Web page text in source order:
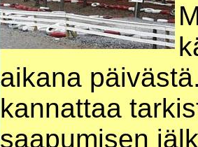
aikana
kannattaa
saapumisen